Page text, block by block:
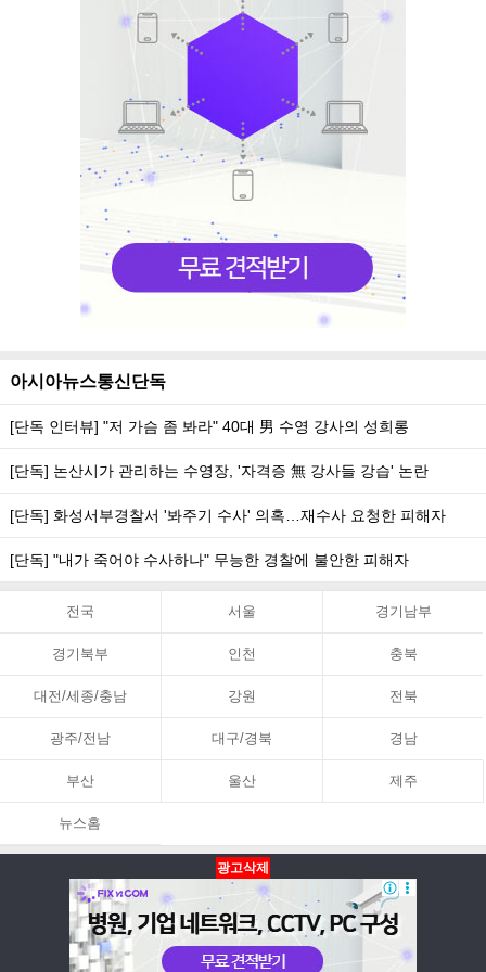
아시아뉴스통신단독
[단독 인터뷰] "저 가슴 좀 봐라" 40대 男 수영 강사의 성희롱
[단독] 논산시가 관리하는 수영장, '자격증 無 강사들 강습' 논란
[단독] 화성서부경찰서 '봐주기 수사' 의혹…재수사 요청한 피해자
[단독] "내가 죽어야 수사하나" 무능한 경찰에 불안한 피해자
전국 서울 경기남부
경기북부 인천 충북
대전/세종/충남 강원 전북
광주/전남 대구/경북 경남
부산 울산 제주
뉴스홈
뉴스홈 PC화면 맨위로
Copyright ⓒ 아시아뉴스통신 All Rights Reserved.
광고삭제